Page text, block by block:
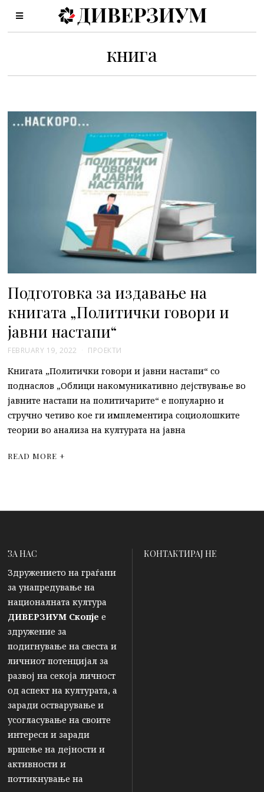
книга
Подготовка за издавање на
книгата „Политички говори и
јавни настапи“
FEBRUARY 19, 2022 ПРОЕКТИ
Книгата „Политички говори и јавни настапи“ со
поднаслов „Облици накомуникативно дејствување во
јавните настапи на политичарите“ е популарно и
стручно четиво кое ги имплементира социолошките
теории во анализа на културата на јавна
READ MORE +
ЗА НАС
Здружението на граѓани
за унапредување на
националната култура
ДИВЕРЗИУМ Скопје е
здружение за
подигнување на свеста и
личниот потенцијал за
развој на секоја личност
од аспект на културата, а
заради остварување и
усогласување на своите
интереси и заради
вршење на дејности и
активности и
поттикнување на
КОНТАКТИРАЈ НЕ